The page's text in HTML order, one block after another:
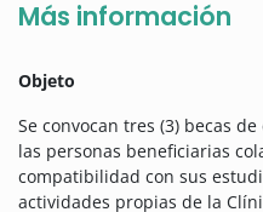
Más información
Objeto
Se convocan tres (3) becas
las personas beneficiarias
compatibilidad con sus
actividades propias de la